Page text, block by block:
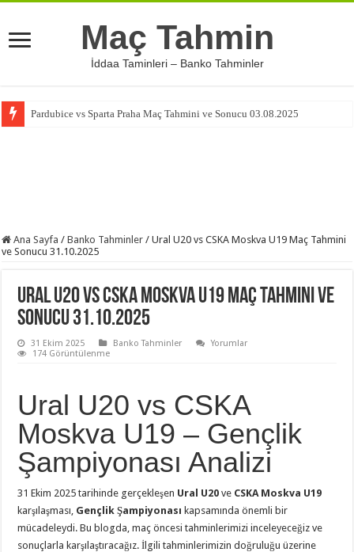
Maç Tahmin
İddaa Taminleri – Banko Tahminler
Pardubice vs Sparta Praha Maç Tahmini ve Sonucu 03.08.2025
Ana Sayfa / Banko Tahminler / Ural U20 vs CSKA Moskva U19 Maç Tahmini
ve Sonucu 31.10.2025
Ural U20 vs CSKA Moskva U19 Maç Tahmini ve
Sonucu 31.10.2025
31 Ekim 2025 Banko Tahminler
Yorumlar
174 Görüntülenme
Ural U20 vs CSKA
Moskva U19 – Gençlik
Şampiyonası Analizi
31 Ekim 2025 tarihinde gerçekleşen Ural U20 ve CSKA Moskva U19
karşılaşması, Gençlik Şampiyonası kapsamında önemli bir
mücadeleydi. Bu blogda, maç öncesi tahminlerimizi inceleyeceğiz ve
sonuçlarla karşılaştıracağız. İlgili tahminlerimizin doğruluğu üzerine